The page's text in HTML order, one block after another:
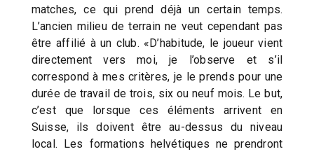
matches, ce qui prend déjà un certain temps.
L’ancien milieu de terrain ne veut cependant pas
être affilié à un club. «D’habitude, le joueur vient
directement vers moi, je l’observe et s’il
correspond à mes critères, je le prends pour une
durée de travail de trois, six ou neuf mois. Le but,
c’est que lorsque ces éléments arrivent en
Suisse, ils doivent être au-dessus du niveau
local. Les formations helvétiques ne prendront